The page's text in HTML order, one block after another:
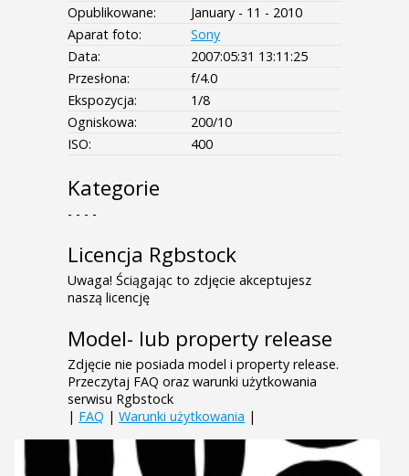
Opublikowane:
January - 11 - 2010
Aparat foto:
Sony
Data:
2007:05:31 13:11:25
Przesłona:
f/4.0
Ekspozycja:
1/8
Ogniskowa:
200/10
ISO:
400
Kategorie
- - - -
Licencja Rgbstock
Uwaga! Ściągając to zdjęcie akceptujesz
naszą licencję
Model- lub property release
Zdjęcie nie posiada model i property release.
Przeczytaj FAQ oraz warunki użytkowania
serwisu Rgbstock
| FAQ | Warunki użytkowania |